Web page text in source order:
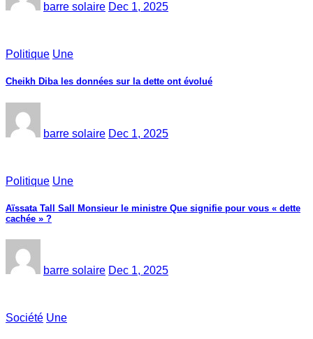
barre solaire Dec 1, 2025
Politique Une
Cheikh Diba les données sur la dette ont évolué
barre solaire Dec 1, 2025
Politique Une
Aïssata Tall Sall Monsieur le ministre Que signifie pour vous « dette
cachée » ?
barre solaire Dec 1, 2025
Société Une